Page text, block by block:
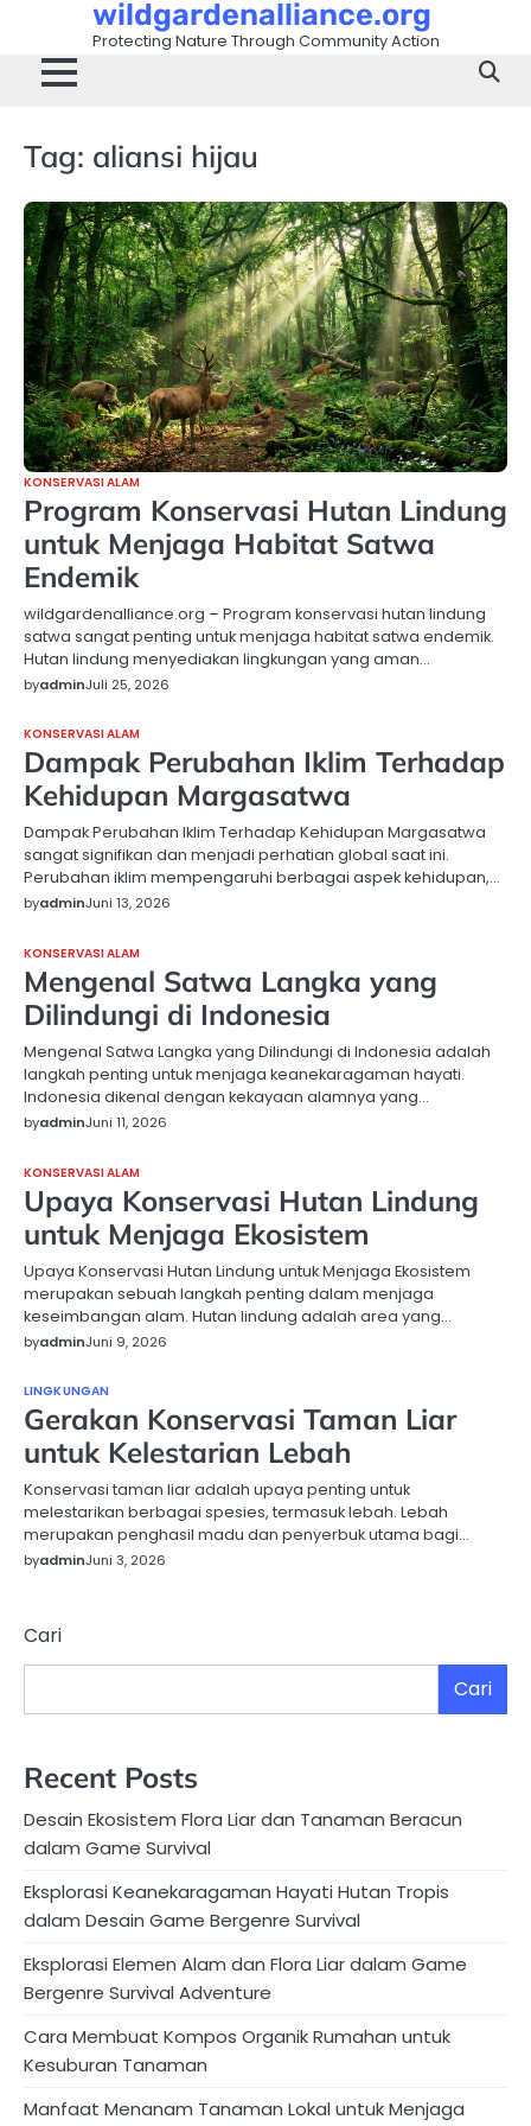
content
wildgardenalliance.org
Protecting Nature Through Community Action
Tag: aliansi hijau
KONSERVASI ALAM
Program Konservasi Hutan Lindung
untuk Menjaga Habitat Satwa
Endemik
wildgardenalliance.org – Program konservasi hutan lindung
satwa sangat penting untuk menjaga habitat satwa endemik.
Hutan lindung menyediakan lingkungan yang aman…
byadminJuli 25, 2026
KONSERVASI ALAM
Dampak Perubahan Iklim Terhadap
Kehidupan Margasatwa
Dampak Perubahan Iklim Terhadap Kehidupan Margasatwa
sangat signifikan dan menjadi perhatian global saat ini.
Perubahan iklim mempengaruhi berbagai aspek kehidupan,…
byadminJuni 13, 2026
KONSERVASI ALAM
Mengenal Satwa Langka yang
Dilindungi di Indonesia
Mengenal Satwa Langka yang Dilindungi di Indonesia adalah
langkah penting untuk menjaga keanekaragaman hayati.
Indonesia dikenal dengan kekayaan alamnya yang…
byadminJuni 11, 2026
KONSERVASI ALAM
Upaya Konservasi Hutan Lindung
untuk Menjaga Ekosistem
Upaya Konservasi Hutan Lindung untuk Menjaga Ekosistem
merupakan sebuah langkah penting dalam menjaga
keseimbangan alam. Hutan lindung adalah area yang…
byadminJuni 9, 2026
LINGKUNGAN
Gerakan Konservasi Taman Liar
untuk Kelestarian Lebah
Konservasi taman liar adalah upaya penting untuk
melestarikan berbagai spesies, termasuk lebah. Lebah
merupakan penghasil madu dan penyerbuk utama bagi…
byadminJuni 3, 2026
Cari
Cari
Recent Posts
Desain Ekosistem Flora Liar dan Tanaman Beracun
dalam Game Survival
Eksplorasi Keanekaragaman Hayati Hutan Tropis
dalam Desain Game Bergenre Survival
Eksplorasi Elemen Alam dan Flora Liar dalam Game
Bergenre Survival Adventure
Cara Membuat Kompos Organik Rumahan untuk
Kesuburan Tanaman
Manfaat Menanam Tanaman Lokal untuk Menjaga